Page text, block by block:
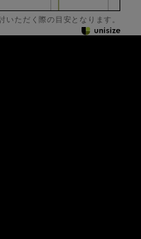
いただく際の目安となります。